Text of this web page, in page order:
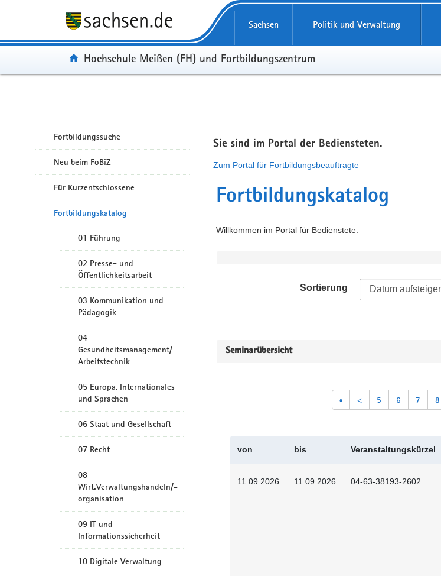
Sachsen Politik und Verwaltung
Portal:
Hochschule Meißen (FH) und Fortbildungszentrum
Fortbildungssuche
Neu beim FoBiZ
Für Kurzentschlossene
Fortbildungskatalog
01 Führung
02 Presse- und
Öffentlichkeitsarbeit
03 Kommunikation und
Pädagogik
04
Gesundheitsmanagement/
Arbeitstechnik
05 Europa, Internationales
und Sprachen
06 Staat und Gesellschaft
07 Recht
08
Wirt.Verwaltungshandeln/-
organisation
09 IT und
Informationssicherheit
10 Digitale Verwaltung
Sie sind im Portal der Bediensteten.
Zum Portal für Fortbildungsbeauftragte
Fortbildungskatalog
Willkommen im Portal für Bedienstete.
Sortierung
Seminarübersicht
« < 5 6 7 8
von bis Veranstaltungskürzel
11.09.2026 11.09.2026 04-63-38193-2602